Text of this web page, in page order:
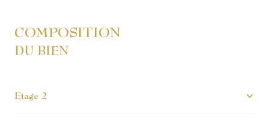
COMPOSITION
DU BIEN
Etage 2